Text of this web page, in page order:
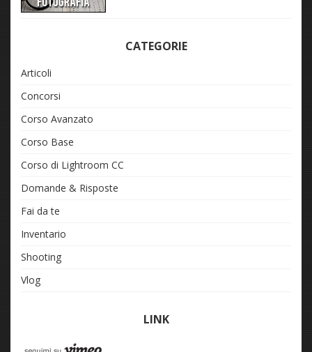
CATEGORIE
Articoli
Concorsi
Corso Avanzato
Corso Base
Corso di Lightroom CC
Domande & Risposte
Fai da te
Inventario
Shooting
Vlog
LINK